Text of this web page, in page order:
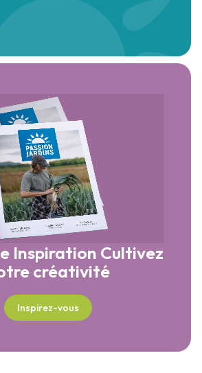
Inspiration Cultivez
créativité
Inspirez-vous